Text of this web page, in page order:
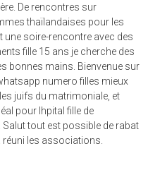
De rencontres sur
thaïlandaises pour les
soire-rencontre avec des
fille 15 ans je cherche des
bonnes mains. Bienvenue sur
numero filles mieux
juifs du matrimoniale, et
pour lhpital fille de
tout est possible de rabat
les associations.